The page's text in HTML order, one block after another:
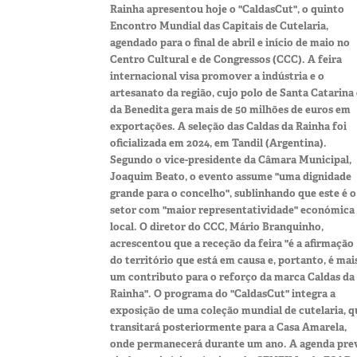
Rainha apresentou hoje o "CaldasCut", o quinto
Encontro Mundial das Capitais de Cutelaria,
agendado para o final de abril e início de maio no
Centro Cultural e de Congressos (CCC). A feira
internacional visa promover a indústria e o
artesanato da região, cujo polo de Santa Catarina
da Benedita gera mais de 50 milhões de euros em
exportações. A seleção das Caldas da Rainha foi
oficializada em 2024, em Tandil (Argentina).
Segundo o vice-presidente da Câmara Municipal,
Joaquim Beato, o evento assume "uma dignidade
grande para o concelho", sublinhando que este é o
setor com "maior representatividade" económica
local. O diretor do CCC, Mário Branquinho,
acrescentou que a receção da feira "é a afirmação
do território que está em causa e, portanto, é
um contributo para o reforço da marca Caldas da
Rainha". O programa do "CaldasCut" integra a
exposição de uma coleção mundial de cutelaria,
transitará posteriormente para a Casa Amarela,
onde permanecerá durante um ano. A agenda